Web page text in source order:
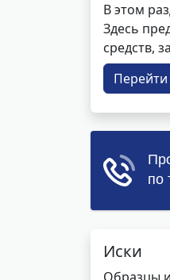
В этом
Здесь
средств,
Перейти
Иски